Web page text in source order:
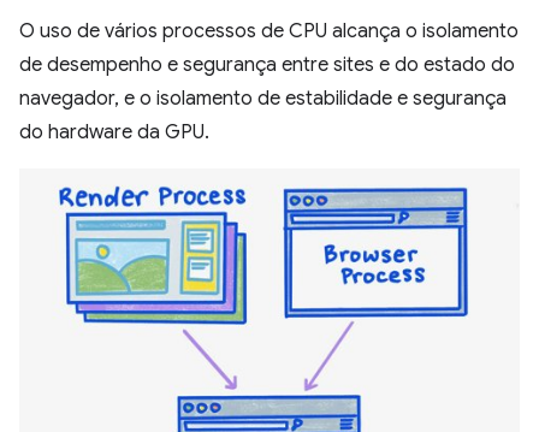
O uso de vários processos de CPU alcança o isolamento
de desempenho e segurança entre sites e do estado do
navegador, e o isolamento de estabilidade e segurança
do hardware da GPU.